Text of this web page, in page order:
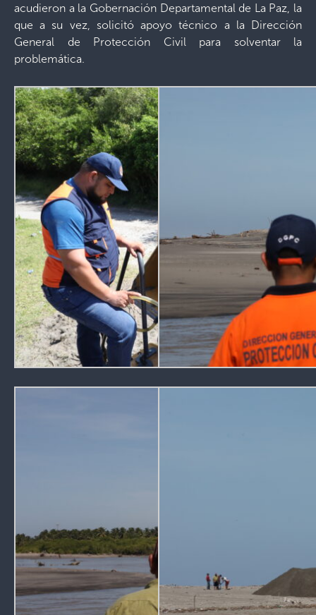
acudieron a la Gobernación Departamental de La Paz, la
que a su vez, solicitó apoyo técnico a la Dirección
General de Protección Civil para solventar la
problemática.